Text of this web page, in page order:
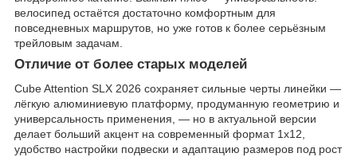
велосипед остаётся достаточно комфортным для
повседневных маршрутов, но уже готов к более серьёзным
трейловым задачам.
Отличие от более старых моделей
Cube Attention SLX 2026 сохраняет сильные черты линейки —
лёгкую алюминиевую платформу, продуманную геометрию и
универсальность применения, — но в актуальной версии
делает больший акцент на современный формат 1x12,
удобство настройки подвески и адаптацию размеров под рост